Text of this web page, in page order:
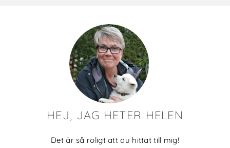
HEJ, JAG HETER HELEN
Det är så roligt att du hittat till mig!